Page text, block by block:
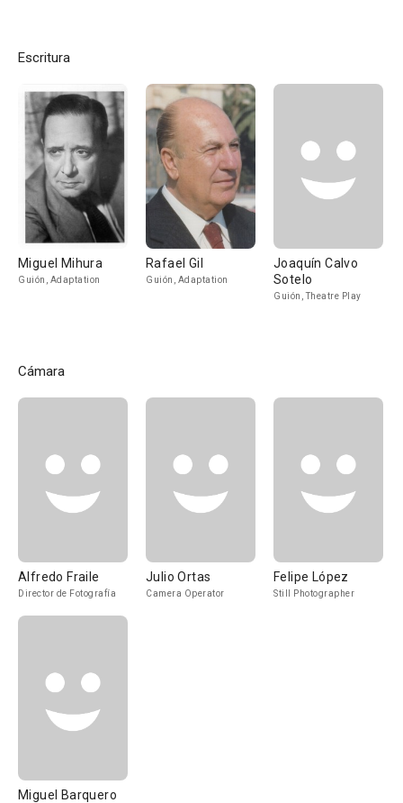
Escritura
Miguel Mihura
Guión, Adaptation
Rafael Gil
Guión, Adaptation
Joaquín Calvo
Sotelo
Guión, Theatre Play
Cámara
Alfredo Fraile
Director de Fotografía
Julio Ortas
Camera Operator
Felipe López
Still Photographer
Miguel Barquero